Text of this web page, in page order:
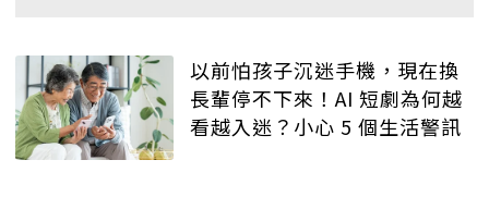
以前怕孩子沉迷手機，現在換
長輩停不下來！AI 短劇為何越
看越入迷？小心 5 個生活警訊